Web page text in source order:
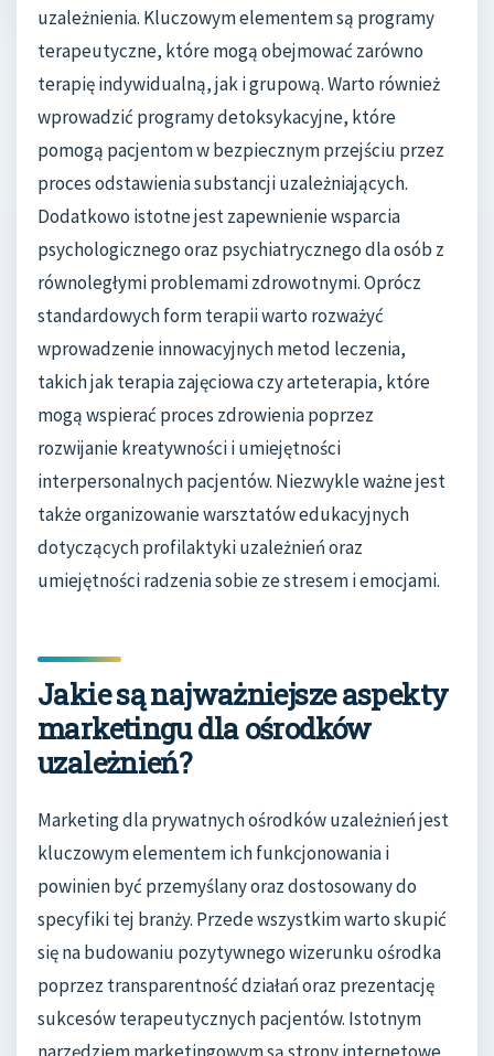
uzależnienia. Kluczowym elementem są programy
terapeutyczne, które mogą obejmować zarówno
terapię indywidualną, jak i grupową. Warto również
wprowadzić programy detoksykacyjne, które
pomogą pacjentom w bezpiecznym przejściu przez
proces odstawienia substancji uzależniających.
Dodatkowo istotne jest zapewnienie wsparcia
psychologicznego oraz psychiatrycznego dla osób z
równoległymi problemami zdrowotnymi. Oprócz
standardowych form terapii warto rozważyć
wprowadzenie innowacyjnych metod leczenia,
takich jak terapia zajęciowa czy arteterapia, które
mogą wspierać proces zdrowienia poprzez
rozwijanie kreatywności i umiejętności
interpersonalnych pacjentów. Niezwykle ważne jest
także organizowanie warsztatów edukacyjnych
dotyczących profilaktyki uzależnień oraz
umiejętności radzenia sobie ze stresem i emocjami.
Jakie są najważniejsze aspekty
marketingu dla ośrodków
uzależnień?
Marketing dla prywatnych ośrodków uzależnień jest
kluczowym elementem ich funkcjonowania i
powinien być przemyślany oraz dostosowany do
specyfiki tej branży. Przede wszystkim warto skupić
się na budowaniu pozytywnego wizerunku ośrodka
poprzez transparentność działań oraz prezentację
sukcesów terapeutycznych pacjentów. Istotnym